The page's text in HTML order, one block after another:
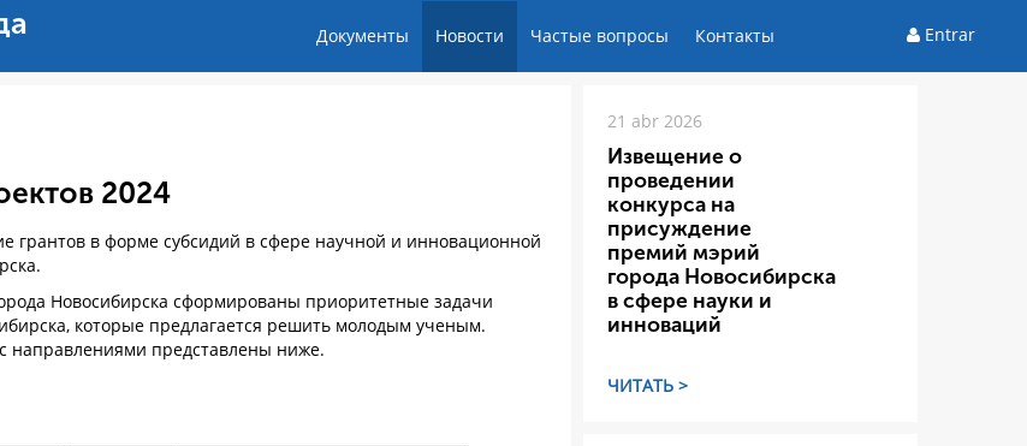
Документы Новости Частые вопросы Контакты Entrar
2024
грантов в форме субсидий в сфере научной и инновационной
Новосибирска сформированы приоритетные задачи
которые предлагается решить молодым ученым.
направлениями представлены ниже.
21 abr 2026
Извещение о
проведении
конкурса на
присуждение
премий мэрий
города Новосибирска
в сфере науки и
инноваций
ЧИТАТЬ >